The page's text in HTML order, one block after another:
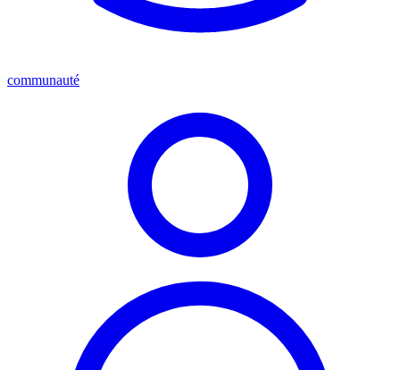
communauté